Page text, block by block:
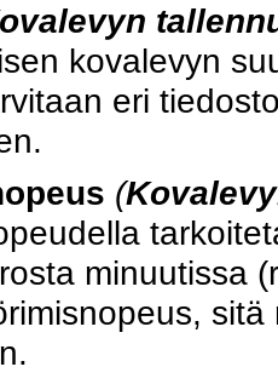
kovalevyn
eri
(
minuutissa